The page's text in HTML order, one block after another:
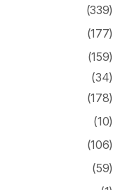
(339)
(177)
(159)
(34)
(178)
(10)
(106)
(59)